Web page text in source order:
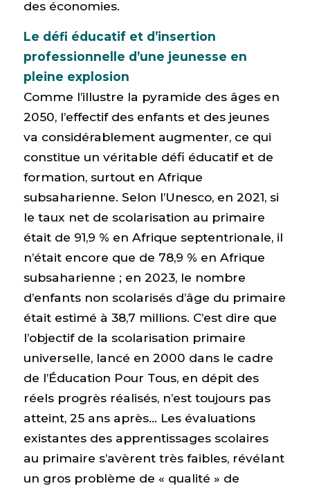
des économies.
Le défi éducatif et d’insertion
professionnelle d’une jeunesse en
pleine explosion
Comme l’illustre la pyramide des âges en
2050, l’effectif des enfants et des jeunes
va considérablement augmenter, ce qui
constitue un véritable défi éducatif et de
formation, surtout en Afrique
subsaharienne. Selon l’Unesco, en 2021, si
le taux net de scolarisation au primaire
était de 91,9 % en Afrique septentrionale, il
n’était encore que de 78,9 % en Afrique
subsaharienne ; en 2023, le nombre
d’enfants non scolarisés d’âge du primaire
était estimé à 38,7 millions. C’est dire que
l’objectif de la scolarisation primaire
universelle, lancé en 2000 dans le cadre
de l’Éducation Pour Tous, en dépit des
réels progrès réalisés, n’est toujours pas
atteint, 25 ans après… Les évaluations
existantes des apprentissages scolaires
au primaire s’avèrent très faibles, révélant
un gros problème de « qualité » de